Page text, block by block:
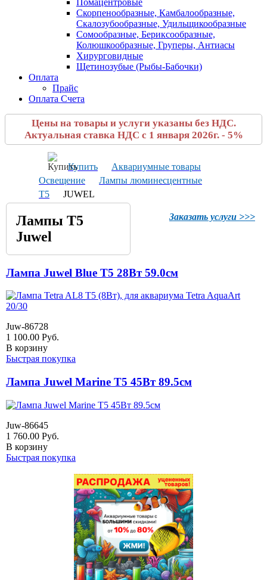
Помацентровые
Скорпенообразные, Камбалообразные,
Скалозубообразные, Удильщикообразные
Сомообразные, Бериксообразные,
Колюшкообразные, Груперы, Антиасы
Хирурговидные
Щетинозубые (Рыбы-Бабочки)
Оплата
Прайс
Оплата Счета
Цены на товары и услуги указаны без НДС.
Актуальная ставка НДС с 1 января 2026г. - 5%
Купить
Аквариумные товары
Освещение
Лампы люминесцентные
T5
JUWEL
Заказать услуги >>>
Лампы T5
Juwel
Лампа Juwel Blue Т5 28Вт 59.0см
Juw-86728
1 100.00 Руб.
В корзину
Быстрая покупка
Лампа Juwel Marine Т5 45Вт 89.5см
Juw-86645
1 760.00 Руб.
В корзину
Быстрая покупка